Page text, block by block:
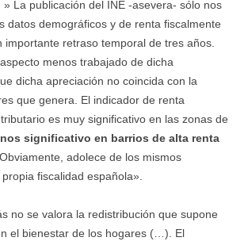
» La publicación del INE -asevera- sólo nos
datos demográficos y de renta fiscalmente
importante retraso temporal de tres años.
menos trabajado de dicha
dicha apreciación no coincida con la
que genera. El indicador de renta
es muy significativo en las zonas de
significativo en barrios de alta renta
. Obviamente, adolece de los mismos
fiscalidad española».
no se valora la redistribución que supone
el bienestar de los hogares (…). El